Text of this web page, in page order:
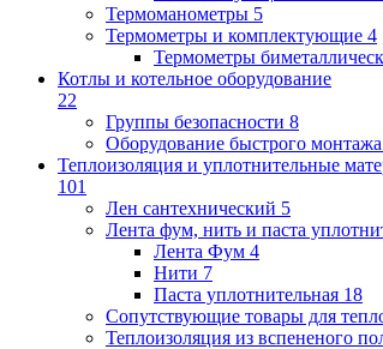
Термоманометры 5
Термометры и комплектующие 4
Термометры
Котлы и котельное оборудование
22
Группы безопасности 8
Оборудование быстрого монтажа
Теплоизоляция и уплотнительные
101
Лен сантехнический 5
Лента фум, нить и паста
Лента Фум 4
Нити 7
Паста уплотнительная 18
Сопутствующие товары для
Теплоизоляция из вспененого